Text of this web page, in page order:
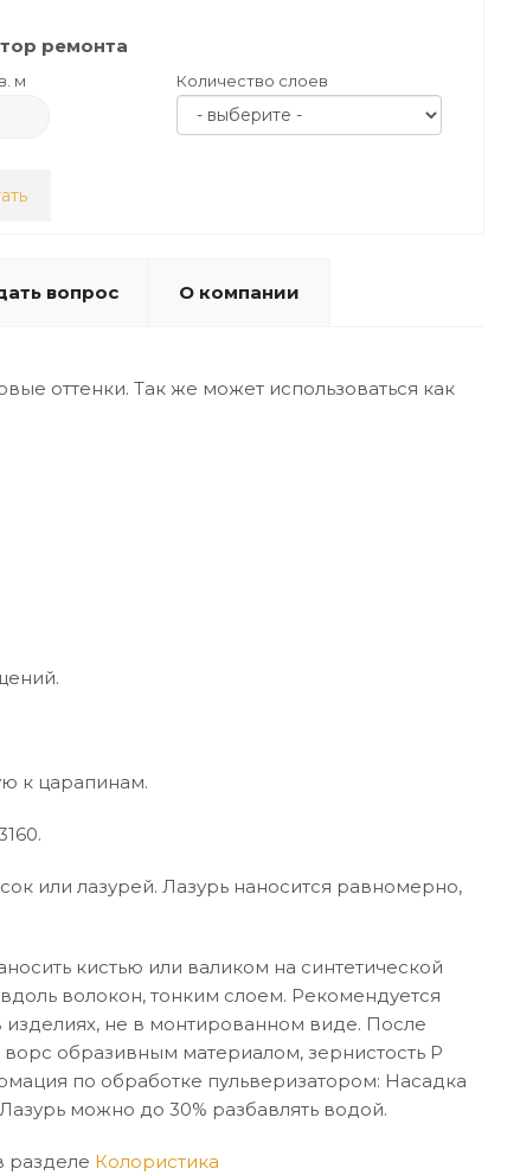
ремонта
м Количество слоев
вопрос О компании
оттенки. Так же может использоваться как
к царапинам.
или лазурей. Лазурь наносится равномерно,
кистью или валиком на синтетической
волокон, тонким слоем. Рекомендуется
изделиях, не в монтированном виде. После
образивным материалом, зернистость Р
по обработке пульверизатором: Насадка
можно до 30% разбавлять водой.
разделе Колористика